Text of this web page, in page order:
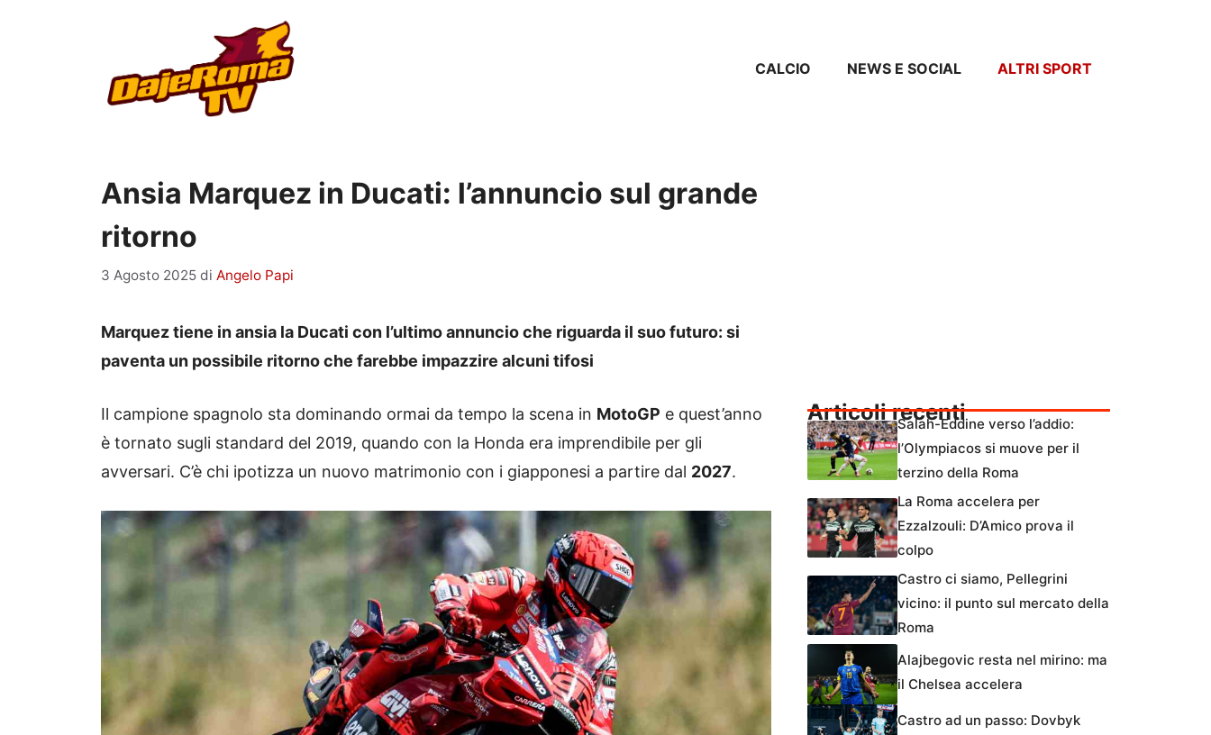
CALCIO NEWS E SOCIAL ALTRI SPORT
Ansia Marquez in Ducati: l’annuncio sul grande
ritorno
3 Agosto 2025 di Angelo Papi
Marquez tiene in ansia la Ducati con l’ultimo annuncio che riguarda il suo futuro: si
paventa un possibile ritorno che farebbe impazzire alcuni tifosi
Il campione spagnolo sta dominando ormai da tempo la scena in MotoGP e quest’anno
è tornato sugli standard del 2019, quando con la Honda era imprendibile per gli
avversari. C’è chi ipotizza un nuovo matrimonio con i giapponesi a partire dal 2027.
Articoli recentiSalah-Eddine verso l’addio:
l’Olympiacos si muove per il
terzino della Roma
La Roma accelera per
Ezzalzouli: D’Amico prova il
colpo
Castro ci siamo, Pellegrini
vicino: il punto sul mercato della
Roma
Alajbegovic resta nel mirino: ma
il Chelsea accelera
Castro ad un passo: Dovbyk